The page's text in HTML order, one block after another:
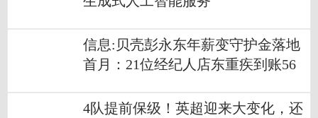
信息:贝壳彭永东年薪变守护金落地
首月：21位经纪人店东重疾到账56
4队提前保级！英超迎来大变化，还